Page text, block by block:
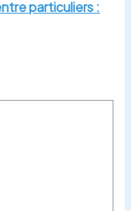
particuliers :